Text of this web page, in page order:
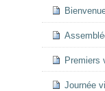
Journée